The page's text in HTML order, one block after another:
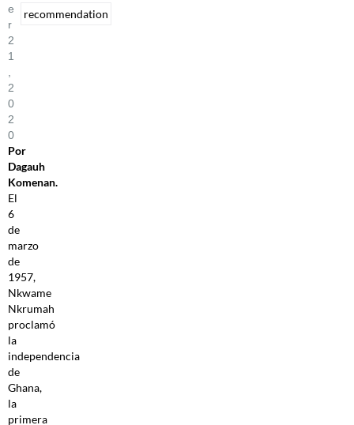
E
R
2
1
2
0
2
0
Por
Dagauh
Komenan.
El
6
de
marzo
de
1957,
Nkwame
Nkrumah
proclamó
la
independencia
de
Ghana,
la
primera
recommendation